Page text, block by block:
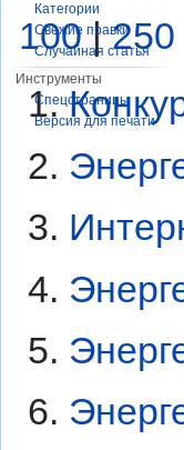
100|250
Категории
Свежие правки
Случайная статья
Инструменты
Спецстраницы
Версия для печати